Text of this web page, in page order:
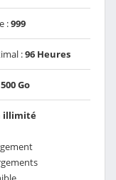
:999
:96 Heures
500 Go
illimité